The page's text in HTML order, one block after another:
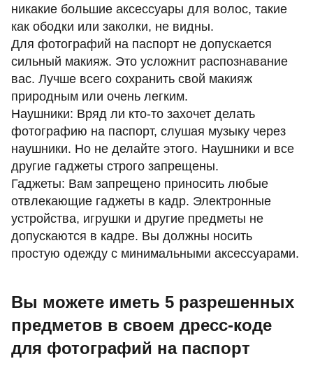
никакие большие аксессуары для волос, такие
как ободки или заколки, не видны.
Для фотографий на паспорт не допускается
сильный макияж. Это усложнит распознавание
вас. Лучше всего сохранить свой макияж
природным или очень легким.
Наушники: Вряд ли кто-то захочет делать
фотографию на паспорт, слушая музыку через
наушники. Но не делайте этого. Наушники и все
другие гаджеты строго запрещены.
Гаджеты: Вам запрещено приносить любые
отвлекающие гаджеты в кадр. Электронные
устройства, игрушки и другие предметы не
допускаются в кадре. Вы должны носить
простую одежду с минимальными аксессуарами.
Вы можете иметь 5 разрешенных
предметов в своем дресс-коде
для фотографий на паспорт